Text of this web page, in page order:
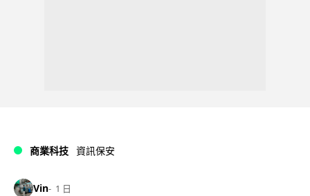
商業科技 資訊保安
Vin 1 日